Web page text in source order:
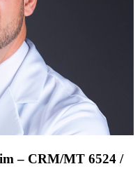
– CRM/MT 6524 /